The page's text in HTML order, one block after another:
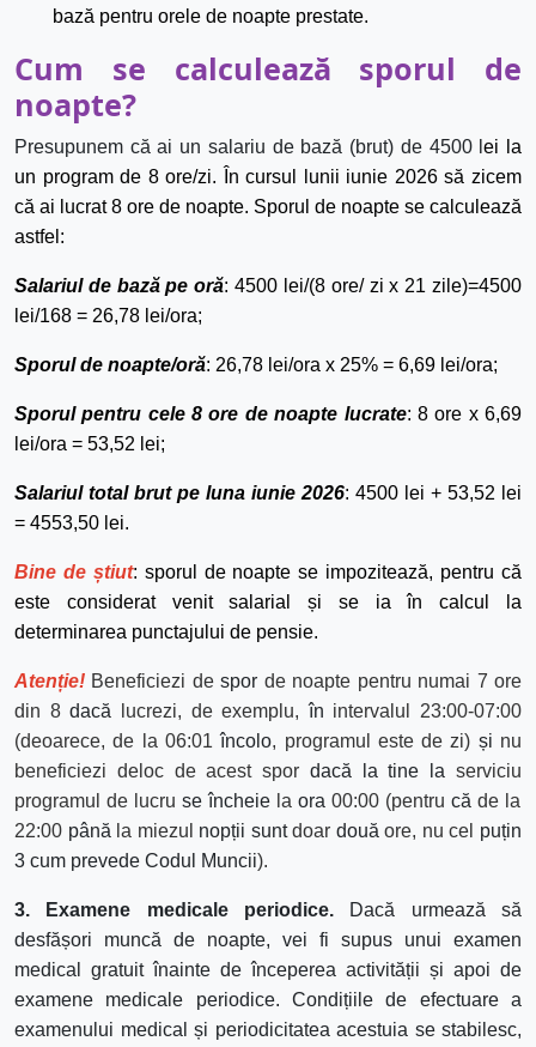
bază pentru orele de noapte prestate.
Cum se calculează sporul de
noapte?
Presupunem că ai un salariu de bază (brut) de 4500 lei la
un program de 8 ore/zi. În cursul lunii iunie 2026 să zicem
că ai lucrat 8 ore de noapte. Sporul de noapte se calculează
astfel:
Salariul de bază pe oră: 4500 lei/(8 ore/ zi x 21 zile)=4500
lei/168 = 26,78 lei/ora;
Sporul de noapte/oră: 26,78 lei/ora x 25% = 6,69 lei/ora;
Sporul pentru cele 8 ore de noapte lucrate: 8 ore x 6,69
lei/ora = 53,52 lei;
Salariul total brut pe luna iunie 2026: 4500 lei + 53,52 lei
= 4553,50 lei.
Bine de știut: sporul de noapte se impozitează, pentru că
este considerat venit salarial și se ia în calcul la
determinarea punctajului de pensie.
Atenție! Beneficiezi despor de noapte pentru numai 7 ore
din 8dacă lucrezi, de exemplu,în intervalul 23:00-07:00
(deoarece,de la 06:01încolo, programul este de zi) și nu
beneficiezi deloc de acest spor dacă la tine la serviciu
programul de lucru se încheie la ora 00:00 (pentru că de la
22:00 până la miezul nopții suntdoar două ore, nu cel puțin
3 cum prevede Codul Muncii).
3. Examene medicale periodice. Dacă urmează să
desfășori muncă de noapte, vei fi supus unui examen
medical gratuit înainte de începerea activității și apoi de
examene medicale periodice. Condițiile de efectuare a
examenului medical și periodicitatea acestuia se stabilesc,